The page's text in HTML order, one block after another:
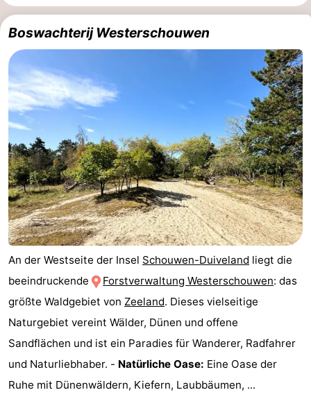
Rundfahrten
-
Spielplätze
-
Indoor-
Spielplätze
Bowling
Minigolfplätze
Wellness-
Zentren
Dörfer
&
Städte
Natur
Führungen
Sport
-
Schwimmbader
-
Radfahren
-
Wandern
-
Boswachterij Westerschouwen
An der Westseite der Insel Schouwen-Duiveland liegt die
beeindruckende
Forstverwaltung Westerschouwen: das
größte Waldgebiet von Zeeland. Dieses vielseitige
Naturgebiet vereint Wälder, Dünen und offene
Sandflächen und ist ein Paradies für Wanderer, Radfahrer
und Naturliebhaber. - Natürliche Oase: Eine Oase der
Ruhe mit Dünenwäldern, Kiefern, Laubbäumen, ...